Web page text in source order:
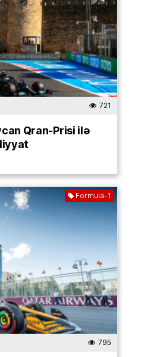
721
Qran-Prisi ilə
Formula-1
795